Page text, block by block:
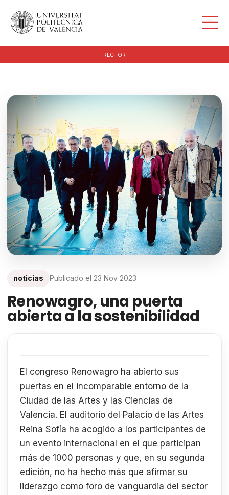
RECTOR
noticias Publicado el 23 Nov 2023
Renowagro, una puerta
abierta a la sostenibilidad
El congreso Renowagro ha abierto sus
puertas en el incomparable entorno de la
Ciudad de las Artes y las Ciencias de
Valencia. El auditorio del Palacio de las Artes
Reina Sofía ha acogido a los participantes de
un evento internacional en el que participan
más de 1000 personas y que, en su segunda
edición, no ha hecho más que afirmar su
liderazgo como foro de vanguardia del sector